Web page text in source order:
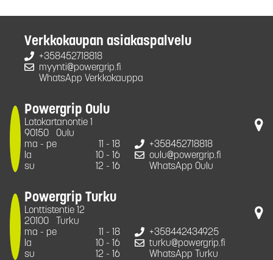
Verkkokaupan asiakaspalvelu
+358452718818
myynti@powergrip.fi
WhatsApp Verkkokauppa
Powergrip Oulu
Latokartanontie 1
90150
Oulu
ma - pe
11 - 18
la
10 - 16
su
12 - 16
+358452718818
oulu@powergrip.fi
WhatsApp Oulu
Powergrip Turku
Lonttistentie 12
20100
Turku
ma - pe
11 - 18
la
10 - 16
su
12 - 16
+358442434925
turku@powergrip.fi
WhatsApp Turku